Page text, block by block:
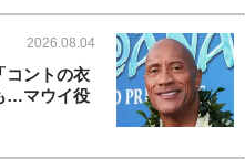
2026.08.04
コントの衣
…マウイ役